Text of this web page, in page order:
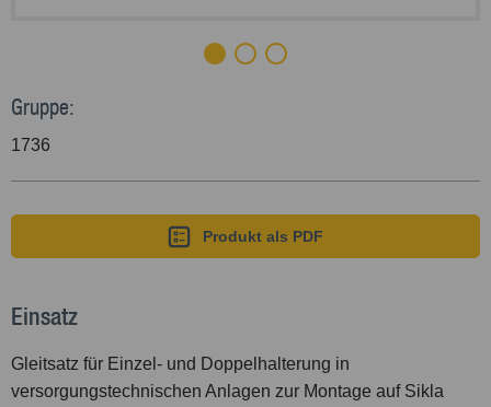
Gruppe:
1736
Produkt als PDF
Einsatz
Gleitsatz für Einzel- und Doppelhalterung in
versorgungstechnischen Anlagen zur Montage auf Sikla